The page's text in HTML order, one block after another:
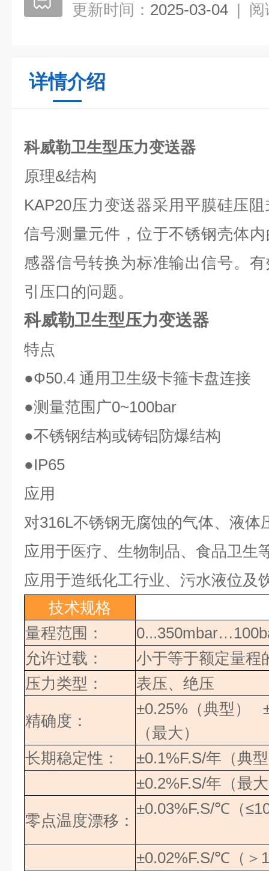
更新时间： 2025-03-04 | 阅
详情介绍
科威勒卫生型压力变送器
原理&结构
KAP20压力变送器采用平膜硅压
信号测量元件，位于不锈钢壳体
感器信号转换为标准输出信号。
引压口的问题。
科威勒卫生型压力变送器
特点
●Ф50.4 通用卫生级卡箍卡盘连接
●测量范围广0~100bar
●不锈钢结构或铸铝防爆结构
●IP65
应用
对316L不锈钢无腐蚀的气体、液体
应用于医疗、生物制品、食品卫生
应用于造纸化工行业、污水液位及
技术规格
量程范围：
允许过载：
小于等于额定量程
压力类型：
表压、绝压
精确度：
±0.25% （典型）
（最大）
长期稳定性：
±0.1%F.S/年（典
±0.2%F.S/年（最
零点温度漂移：
±0.03%F.S/℃（≤
±0.02%F.S/℃（＞